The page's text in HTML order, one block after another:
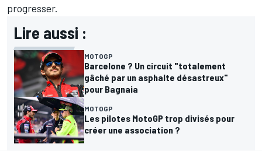
progresser.
Lire aussi :
MOTOGP
Barcelone ? Un circuit "totalement
gâché par un asphalte désastreux"
pour Bagnaia
MOTOGP
Les pilotes MotoGP trop divisés pour
créer une association ?